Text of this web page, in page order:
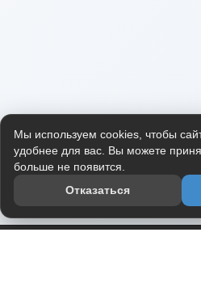
Мы используем cookies, чтобы
удобнее для вас. Вы можете
больше не появится.
Отказаться